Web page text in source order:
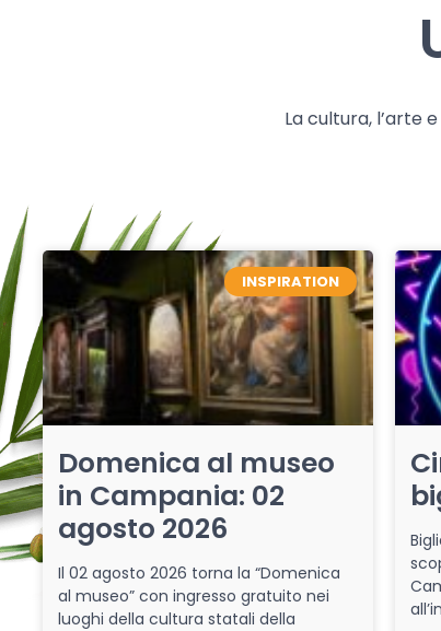
La cultura, l’arte
INSPIRATION
Domenica al museo
in Campania: 02
agosto 2026
Il 02 agosto 2026 torna la “Domenica
al museo” con ingresso gratuito nei
luoghi della cultura statali della